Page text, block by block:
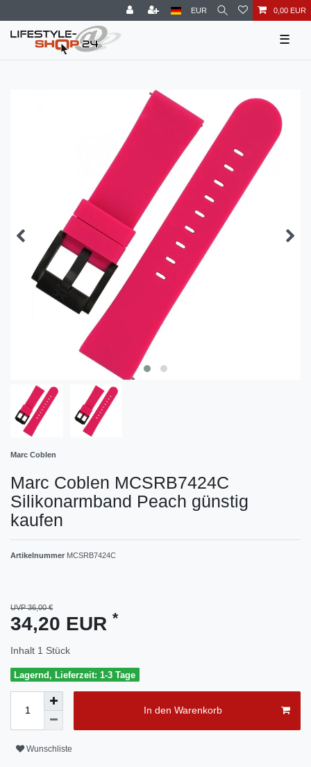
EUR 0,00 EUR
☰
Marc Coblen
Marc Coblen MCSRB7424C
Silikonarmband Peach günstig
kaufen
Artikelnummer MCSRB7424C
UVP 36,00 €
34,20 EUR *
Inhalt 1 Stück
Lagernd, Lieferzeit: 1-3 Tage
In den Warenkorb
Wunschliste